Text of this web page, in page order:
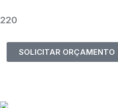
220
SOLICITAR ORÇAMENTO